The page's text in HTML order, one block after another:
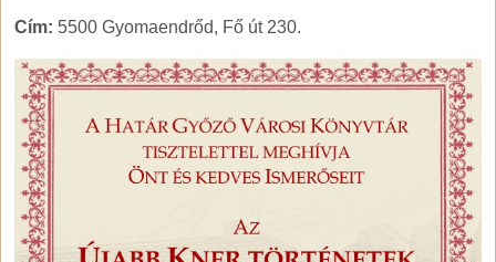
Cím: 5500 Gyomaendrőd, Fő út 230.